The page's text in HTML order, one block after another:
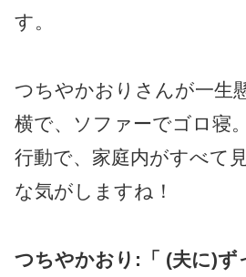
す。
つちやかおりさんが一生
横で、ソファーでゴロ寝
行動で、家庭内がすべて
な気がしますね！
つちやかおり:「 (夫に)ず